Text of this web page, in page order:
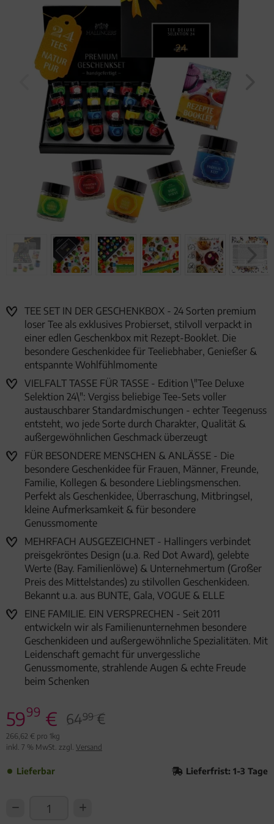
TEE SET IN DER GESCHENKBOX - 24 Sorten premium
loser Tee als exklusives Probierset, stilvoll verpackt in
einer edlen Geschenkbox mit Rezept-Booklet. Die
besondere Geschenkidee für Teeliebhaber, Genießer &
entspannte Wohlfühlmomente
VIELFALT TASSE FÜR TASSE - Edition \"Tee Deluxe
Selektion 24\": Vergiss beliebige Tee-Sets voller
austauschbarer Standardmischungen - echter Teegenuss
entsteht, wo jede Sorte durch Charakter, Qualität &
außergewöhnlichen Geschmack überzeugt
FÜR BESONDERE MENSCHEN & ANLÄSSE - Die
besondere Geschenkidee für Frauen, Männer, Freunde,
Familie, Kollegen & besondere Lieblingsmenschen.
Perfekt als Geschenkidee, Überraschung, Mitbringsel,
kleine Aufmerksamkeit & für besondere
Genussmomente
MEHRFACH AUSGEZEICHNET - Hallingers verbindet
preisgekröntes Design (u.a. Red Dot Award), gelebte
Werte (Bay. Familienlöwe) & Unternehmertum (Großer
Preis des Mittelstandes) zu stilvollen Geschenkideen.
Bekannt u.a. aus BUNTE, Gala, VOGUE & ELLE
EINE FAMILIE. EIN VERSPRECHEN - Seit 2011
entwickeln wir als Familienunternehmen besondere
Geschenkideen und außergewöhnliche Spezialitäten. Mit
Leidenschaft gemacht für unvergessliche
Genussmomente, strahlende Augen & echte Freude
beim Schenken
5999 € 6499€
266,62 € pro 1kg
inkl. 7 % MwSt. zzgl. Versand
Lieferbar Lieferfrist: 1-3 Tage
Geburtstag